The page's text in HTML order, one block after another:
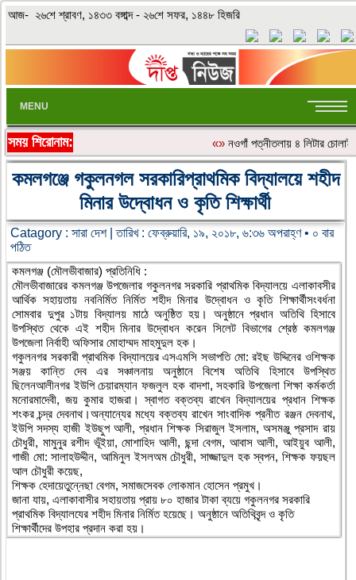
আজ- ২৬শে শ্রাবণ, ১৪৩৩ বঙ্গাব্দ - ২৬শে সফর, ১৪৪৮ হিজরি
MENU
সময় শিরোনাম: «» নওগাঁ পত্নীতলায় ৪ লিটার
কমলগঞ্জে গকুলনগল সরকারিপ্রাথমিক বিদ্যালয়ে শহীদ
মিনার উদ্বোধন ও কৃতি শিক্ষার্থী
Catagory : সারা দেশ| তারিখ : ফেব্রুয়ারি, ১৯, ২০১৮, ৬:৩৬ অপরাহ্ণ • ০ বার
পঠিত
কমলগঞ্জ (মৌলভীবাজার) প্রতিনিধি :
মৌলভীবাজারের কমলগঞ্জ উপজেলার গকুলনগর সরকারি প্রাথমিক বিদ্যালয়ে এলাকাবসীর
আর্থিক সহায়তায় নবনির্মিত নির্মিত শহীদ মিনার উদ্বোধন ও কৃতি শিক্ষার্থীসংবর্ধনা
সোমবার দুপুর ১টায় বিদ্যালয় মাঠে অনুষ্ঠিত হয়। অনুষ্ঠানে প্রধান অতিথি হিসাবে
উপস্থিত থেকে এই শহীদ মিনার উদ্বোধন করেন সিলেট বিভাগের শ্রেষ্ঠ কমলগঞ্জ
উপজেলা নির্বাহী অফিসার মোহাম্মদ মাহমুদুল হক।
গকুলনগর সরকারী প্রাথমিক বিদ্যালয়ের এসএমসি সভাপতি মো: রইছ উদ্দিনের ওশিক্ষক
সঞ্জয় কান্তি দেব এর সঞ্চালনায় অনুষ্ঠানে বিশেষ অতিথি হিসাবে উপস্থিত
ছিলেনআলীনগর ইউপি চেয়ারম্যান ফজলুল হক বাদশা, সহকারি উপজেলা শিক্ষা কর্মকর্তা
মনোরমাদেবী, জয় কুমার হাজরা। স্বাগত বক্তব্য রাখেন বিদ্যালয়ের প্রধান শিক্ষক
শংকর চন্দ্র দেবনাথ।অন্যান্যের মধ্যে বক্তব্য রাখেন সাংবাদিক প্রনীত রঞ্জন দেবনাথ,
ইউপি সদস্য হাজী ইউছুপ আলী, প্রধান শিক্ষক সিরাজুল ইসলাম, অসমঞ্জু প্রসাদ রায়
চৌধুরী, মামুনুর রশীদ ভূঁইয়া, মোশাহিদ আলী, ছন্দা বেগম, আবাস আলী, আইয়ুব আলী,
গাজী মো: সালাহউদ্দীন, আমিনুল ইসলঅম চৌধুরী, সাজ্জাদুল হক স্বপন, শিক্ষক ফয়ছল
আল চৌধুরী কয়েছ,
শিক্ষক হেদায়েতুন্নেছা বেগম, সমাজসেবক লোকমান হোসেন প্রমুখ।
জানা যায়, এলাকাবাসীর সহায়তায় প্রায় ৮০ হাজার টাকা ব্যয়ে গকুলনগর সরকারি
প্রাথমিক বিদ্যালযের শহীদ মিনার নির্মিত হয়েছে। অনুষ্ঠানে অতিথিবৃন্দ ও কৃতি
শিক্ষার্থীদের উপহার প্রদান করা হয়।